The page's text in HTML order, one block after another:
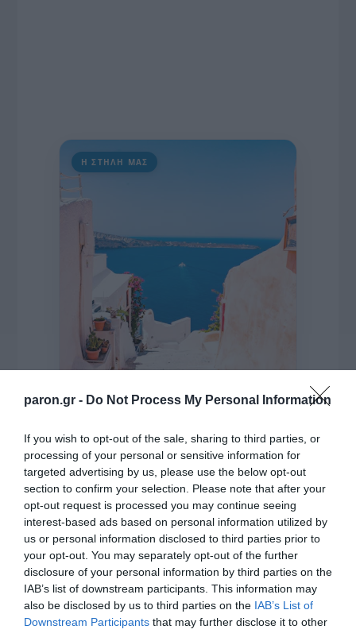
paron.gr - Do Not Process My Personal Information
If you wish to opt-out of the sale, sharing to third parties, or
processing of your personal or sensitive information for
targeted advertising by us, please use the below opt-out
section to confirm your selection. Please note that after your
opt-out request is processed you may continue seeing
interest-based ads based on personal information utilized by
us or personal information disclosed to third parties prior to
your opt-out. You may separately opt-out of the further
disclosure of your personal information by third parties on the
IAB’s list of downstream participants. This information may
also be disclosed by us to third parties on the IAB’s List of
Downstream Participants that may further disclose it to other
Η ΣΤΗΛΗ ΜΑΣ
της Ζωής μας
Οι άνθρωποι, οι αυθεντικές ιστορίες,
το ελληνικό καλοκαίρι και ένας
πολιτισμός που μας ενώνει κάθε μέρα.
ΌΣΑ ΧΡΕΙΆΖΕΣΑΙ
ΓΙΑ ΤΟ ΚΑΛΟΚΑΊΡΙ ΣΟΥ →